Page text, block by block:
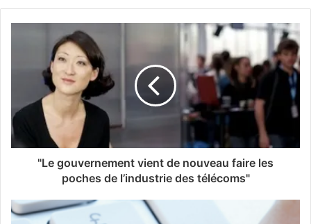
"Le gouvernement vient de nouveau faire les
poches de l’industrie des télécoms"